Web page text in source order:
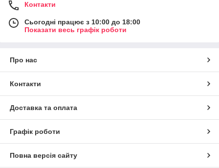
Контакти
Сьогодні працює з 10:00 до 18:00
Показати весь графік роботи
Про нас
Контакти
Доставка та оплата
Графік роботи
Повна версія сайту